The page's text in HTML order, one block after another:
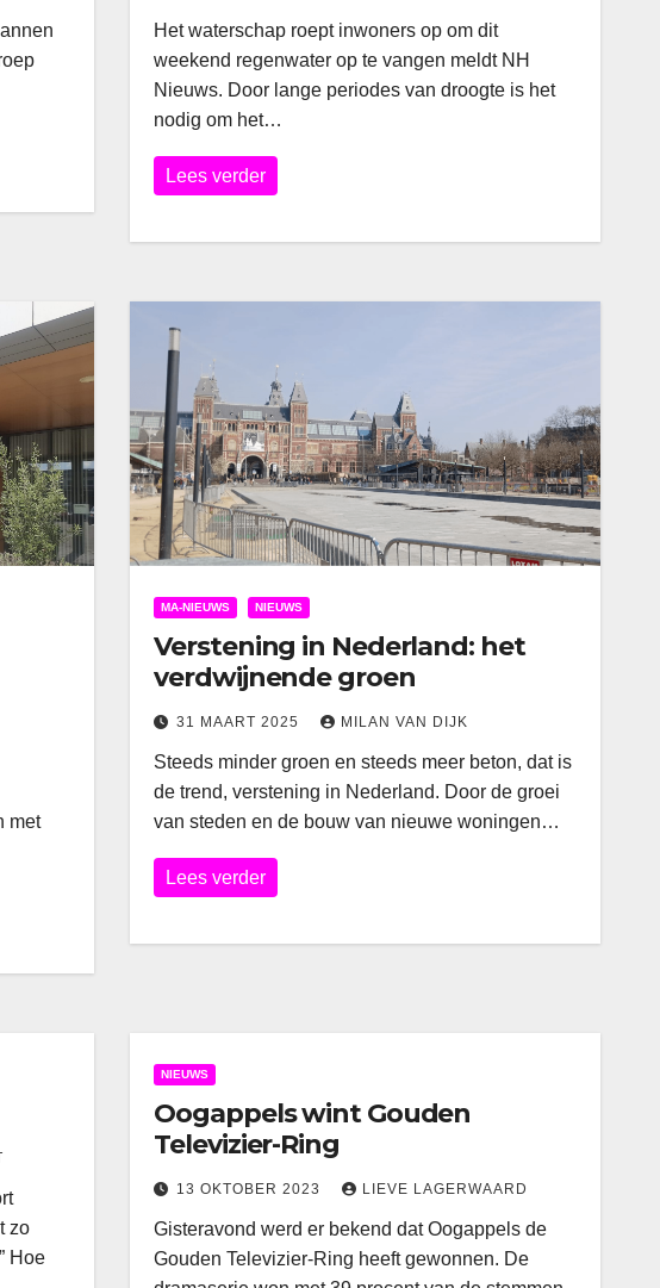
Het waterschap roept inwoners op om dit
weekend regenwater op te vangen meldt NH
Nieuws. Door lange periodes van droogte is het
nodig om het…
Lees verder
met
MA-NIEUWS NIEUWS
Verstening in Nederland: het
verdwijnende groen
31 MAART 2025 MILAN VAN DIJK
Steeds minder groen en steeds meer beton, dat is
de trend, verstening in Nederland. Door de groei
van steden en de bouw van nieuwe woningen…
Lees verder
zo
Hoe
NIEUWS
Oogappels wint Gouden
Televizier-Ring
13 OKTOBER 2023 LIEVE LAGERWAARD
Gisteravond werd er bekend dat Oogappels de
Gouden Televizier-Ring heeft gewonnen. De